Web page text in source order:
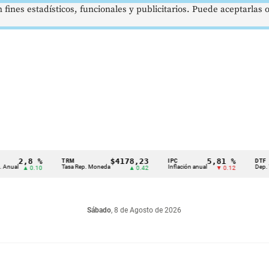
%
▲ 0.10
TRM
Tasa Rep. Moneda
$4178,23
▲ 0.42
IPC
Inflación anual
5,81 %
▼ 0.12
DTF
Dep.
Sábado, 8 de Agosto de 2026
estadísticos, funcionales y publicitarios. Puede aceptarlas